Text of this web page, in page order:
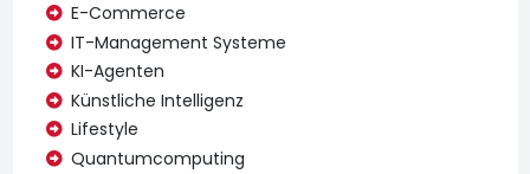
E-Commerce
IT-Management Systeme
KI-Agenten
Künstliche Intelligenz
Lifestyle
Quantumcomputing